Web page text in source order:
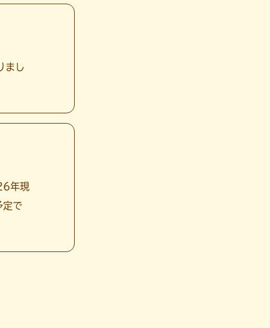
まし
年現
定で